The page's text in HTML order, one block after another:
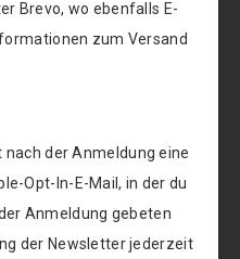
Brevo, wo ebenfalls E-
zum Versand
nach der Anmeldung eine
Opt-In-E-Mail, in der du
Anmeldung gebeten
der Newsletter jederzeit